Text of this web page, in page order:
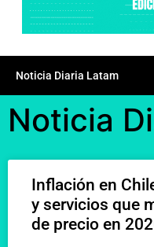
Noticia Diaria Latam
Noticia
Inflación en
y servicios que
de precio en